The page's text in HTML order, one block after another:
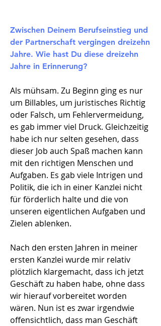
Zwischen Deinem Berufseinstieg und
der Partnerschaft vergingen dreizehn
Jahre. Wie hast Du diese dreizehn
Jahre in Erinnerung?
Als mühsam. Zu Beginn ging es nur
um Billables, um juristisches Richtig
oder Falsch, um Fehlervermeidung,
es gab immer viel Druck. Gleichzeitig
habe ich nur selten gesehen, dass
dieser Job auch Spaß machen kann
mit den richtigen Menschen und
Aufgaben. Es gab viele Intrigen und
Politik, die ich in einer Kanzlei nicht
für förderlich halte und die von
unseren eigentlichen Aufgaben und
Zielen ablenken.
Nach den ersten Jahren in meiner
ersten Kanzlei wurde mir relativ
plötzlich klargemacht, dass ich jetzt
Geschäft zu haben habe, ohne dass
wir hierauf vorbereitet worden
wären. Nun ist es zwar irgendwie
offensichtlich, dass man Geschäft